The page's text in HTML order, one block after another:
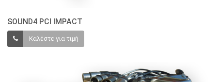
SOUND4 PCI IMPACT
Καλέστε για τιμή